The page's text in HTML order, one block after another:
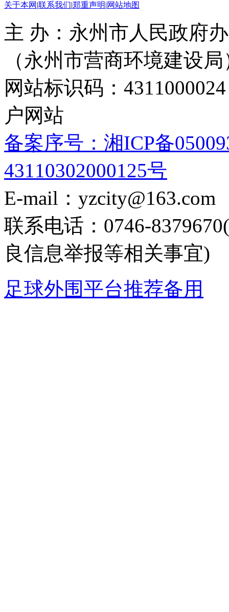
关于本网 |联系我们|郑重声明|网站地图
主 办：永州市人民政府
（永州市营商环境建设局
网站标识码：
户网站
备案序号：湘ICP备
43110302000125号
E-mail：yzcity@163.com
联系电话：0746-
良信息举报等相关事宜)
足球外围平台推荐备用